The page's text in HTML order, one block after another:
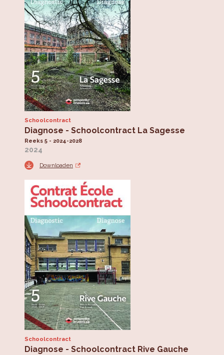
Schoolcontract
Diagnose - Schoolcontract La Sagesse
Reeks 5 - 2024-2028
2024
Downloaden
Schoolcontract
Diagnose - Schoolcontract Rive Gauche